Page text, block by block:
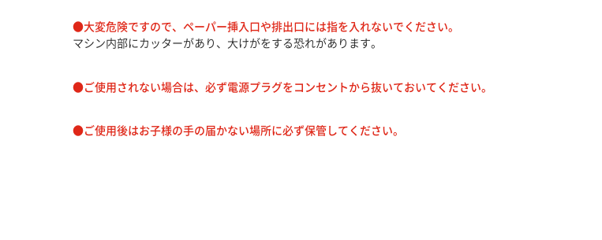
●大変危険ですので、ペーパー挿入口や排出口には指を入れないでください。
マシン内部にカッターがあり、大けがをする恐れがあります。
●ご使用されない場合は、必ず電源プラグをコンセントから抜いておいてください。
●ご使用後はお子様の手の届かない場所に必ず保管してください。